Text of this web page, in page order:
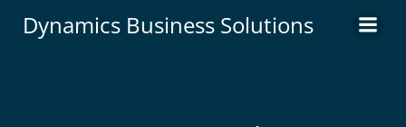
Inhalt
Dynamics Business Solutions